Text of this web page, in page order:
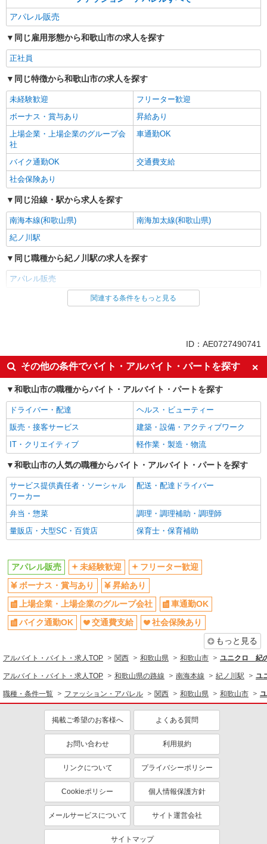
アパレル販売
同じ雇用形態から和歌山市の求人を探す
正社員
同じ特徴から和歌山市の求人を探す
未経験歓迎
フリーター歓迎
ボーナス・賞与あり
昇給あり
上場企業・上場企業のグループ会
社
車通勤OK
バイク通勤OK
交通費支給
社会保険あり
同じ沿線・駅から求人を探す
南海本線(和歌山県)
南海加太線(和歌山県)
紀ノ川駅
同じ職種から紀ノ川駅の求人を探す
アパレル販売
同じ雇用形態から紀ノ川駅の求人を探す
未経験歓迎
フリーター歓迎
ボーナス・賞与あり
昇給あり
上場企業・上場企業のグループ会
社
車通勤OK
バイク通勤OK
交通費支給
社会保険あり
同じ職種から求人を探す
ファッション・アパレル
アパレル販売
同じ特徴から求人を探す
未経験歓迎
ボーナス・賞与あり
上場企業・上場企業のグループ会
社
車通勤OK
交通費支給 社会保険あり
関連する条件をもっと見る
ID：AE0727490741
その他の条件でバイト・アルバイト・パートを探す
和歌山市の職種からバイト・アルバイト・パートを探す
ドライバー・配達
ヘルス・ビューティー
販売・接客サービス
建築・設備・アクティブワーク
IT・クリエイティブ
軽作業・製造・物流
和歌山市の人気の職種からバイト・アルバイト・パートを探す
サービス提供責任者・ソーシャル
ワーカー
配送・配達ドライバー
弁当・惣菜
調理・調理補助・調理師
量販店・大型SC・百貨店
保育士・保育補助
アパレル販売 未経験歓迎
フリーター歓迎
ボーナス・賞与あり
昇給あり
上場企業・上場企業のグループ会社
車通勤OK
バイク通勤OK
交通費支給
社会保険あり
もっと見る
アルバイト・バイト・求人TOP 関西 和歌山県 和歌山市 ユニクロ 紀
アルバイト・バイト・求人TOP 和歌山県の路線 南海本線 紀ノ川駅 ユ
職種・条件一覧 ファッション・アパレル 関西 和歌山県 和歌山市
掲載ご希望のお客様へ よくある質問
お問い合わせ 利用規約
リンクについて プライバシーポリシー
Cookieポリシー 個人情報保護方針
メールサービスについて サイト運営会社
サイトマップ